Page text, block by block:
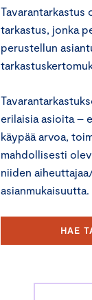
Tavarantarkastus
tarkastus, jonka
perustellun
erilaisia asioita –
käypää arvoa,
mahdollisesti
niiden
asianmukaisuutta.
HAE